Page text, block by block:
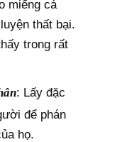
miếng cá
thất bại.
trong rất
: Lấy đặc
để phán
họ.